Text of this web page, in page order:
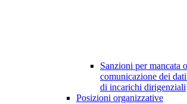
Sanzioni per mancata
comunicazione dei
di incarichi dirigenziali
Posizioni organizzative